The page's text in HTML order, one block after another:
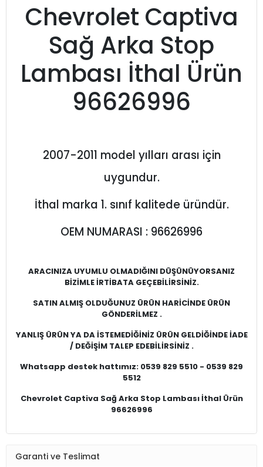
Chevrolet Captiva
Sağ Arka Stop
Lambası İthal Ürün
96626996
2007-2011 model yılları arası için
uygundur.
İthal marka 1. sınıf kalitede üründür.
OEM NUMARASI : 96626996
ARACINIZA UYUMLU OLMADIĞINI DÜŞÜNÜYORSANIZ
BİZİMLE İRTİBATA GEÇEBİLİRSİNİZ.
SATIN ALMIŞ OLDUĞUNUZ ÜRÜN HARİCİNDE ÜRÜN
GÖNDERİLMEZ .
YANLIŞ ÜRÜN YA DA İSTEMEDİĞİNİZ ÜRÜN GELDİĞİNDE İADE
/ DEĞİŞİM TALEP EDEBİLİRSİNİZ .
Whatsapp destek hattımız: 0539 829 5510 - 0539 829
5512
Chevrolet Captiva Sağ Arka Stop Lambası İthal Ürün
96626996
Garanti ve Teslimat